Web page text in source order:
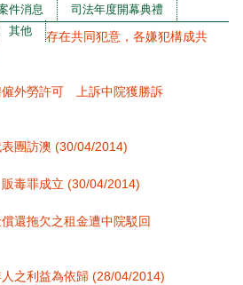
件消息
司法年度開幕典禮
其他
存在共同犯意，各嫌犯構成共
僱外勞許可 上訴中院獲勝訴
團訪澳 (30/04/2014)
毒罪成立 (30/04/2014)
還拖欠之租金遭中院駁回
之利益為依歸 (28/04/2014)